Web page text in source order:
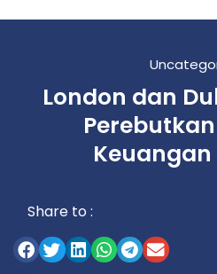
London dan
Perebutkan
Share to :